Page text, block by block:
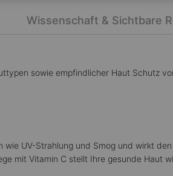
Wissenschaft & Sichtbare
sowie empfindlicher Haut Schutz
UV-Strahlung und Smog und wirkt
mit Vitamin C stellt Ihre gesunde Haut